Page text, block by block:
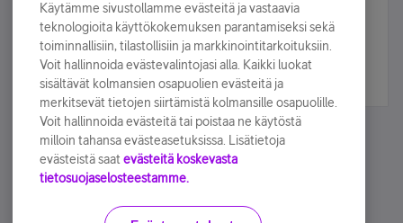
sähköpostiisi.
Tilaa nyt
Käytämme sivustollamme evästeitä ja vastaavia
teknologioita käyttökokemuksen parantamiseksi sekä
toiminnallisiin, tilastollisiin ja markkinointitarkoituksiin.
Voit hallinnoida evästevalintojasi alla. Kaikki luokat
sisältävät kolmansien osapuolien evästeitä ja
merkitsevät tietojen siirtämistä kolmansille osapuolille.
Voit hallinnoida evästeitä tai poistaa ne käytöstä
milloin tahansa evästeasetuksissa. Lisätietoja
evästeistä saat evästeitä koskevasta
tietosuojaselosteestamme.